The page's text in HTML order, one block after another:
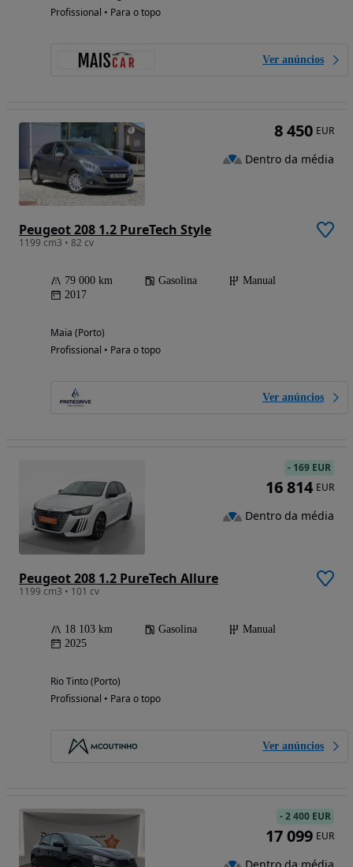
Profissional • Para o topo
Ver anúncios
Peugeot 208 1.2 PureTech Style
1199 cm3 • 82 cv
79 000 km Gasolina
Manual
2017
Maia (Porto)
Profissional • Para o topo
Ver anúncios
8 450 EUR
Dentro da média
Peugeot 208 1.2 PureTech Allure
1199 cm3 • 101 cv
18 103 km Gasolina
Manual
2025
Rio Tinto (Porto)
Profissional • Para o topo
Ver anúncios
- 169 EUR
16 814 EUR
Dentro da média
-2 400 EUR
17 099 EUR